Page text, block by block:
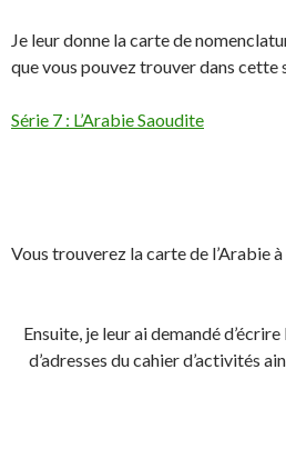
Je leur donne la carte de
que vous pouvez trouver dans cette
Série 7 : L’Arabie Saoudite
Vous trouverez la carte de l’Arabie
Ensuite, je leur ai demandé
d’adresses du cahier d’activités